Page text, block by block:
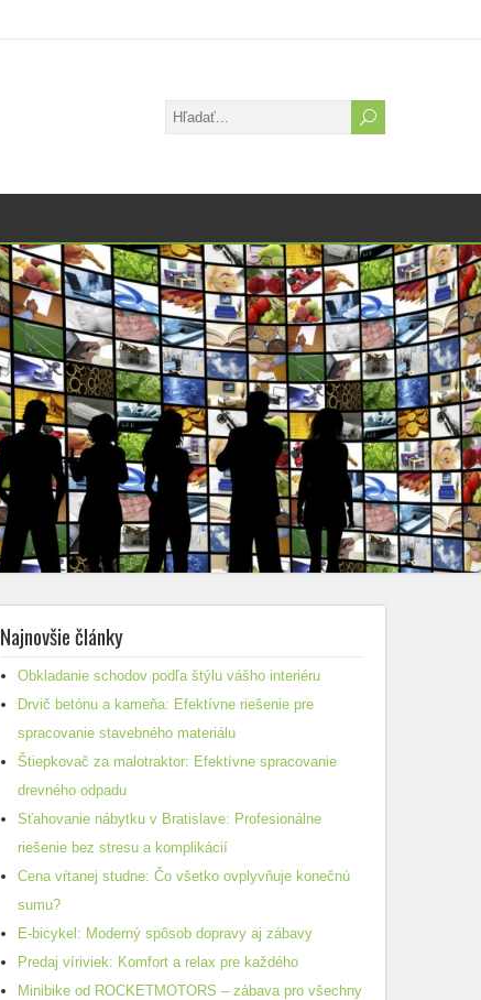
Najnovšie články
Obkladanie schodov podľa štýlu vášho interiéru
Drvič betónu a kameňa: Efektívne riešenie pre
spracovanie stavebného materiálu
Štiepkovač za malotraktor: Efektívne spracovanie
drevného odpadu
Sťahovanie nábytku v Bratislave: Profesionálne
riešenie bez stresu a komplikácií
Cena vŕtanej studne: Čo všetko ovplyvňuje konečnú
sumu?
E-bicykel: Moderný spôsob dopravy aj zábavy
Predaj víriviek: Komfort a relax pre každého
Minibike od ROCKETMOTORS – zábava pro všechny